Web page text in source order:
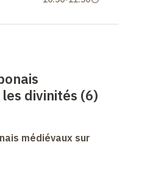
divinités (6)
médiévaux sur